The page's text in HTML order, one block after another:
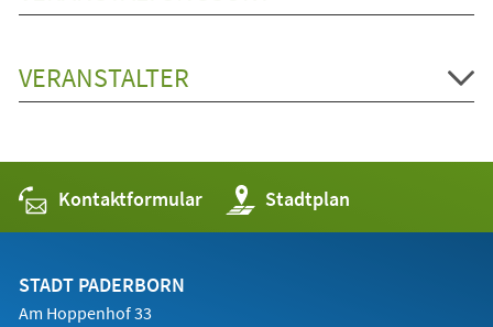
VERANSTALTER
Kontaktformular Stadtplan
(Öffnet
in
einem
STADT PADERBORN
Am Hoppenhof 33